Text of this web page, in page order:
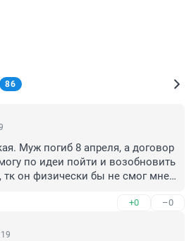
86
Муж погиб 8 апреля, а договор
по идеи пойти и возобновить
тк он физически бы не смог мне
то я не понимаю их работу.
ток муж им пользовался,
все на этом гребанном
+0 –0